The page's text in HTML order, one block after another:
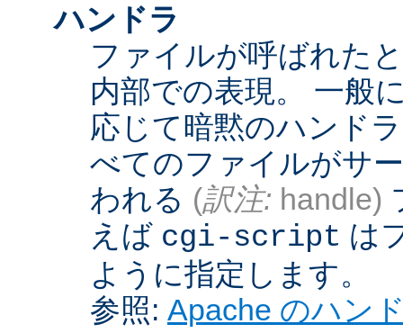
ハンドラ
ファイルが呼ばれた
内部での表現。 一般
応じて暗黙のハンド
べてのファイルがサ
われる (訳注: handle)
えば cgi-script は
ように指定します。
参照: Apache のハン